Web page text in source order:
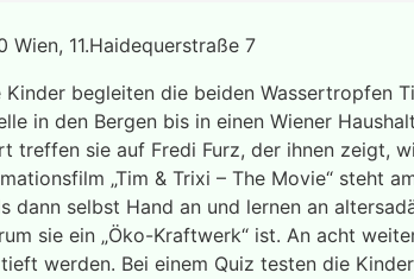
Wien, 11.Haidequerstraße 7
Kinder begleiten die beiden Wassertropfen
in den Bergen bis in einen Wiener
treffen sie auf Fredi Furz, der ihnen zeigt,
„Tim & Trixi – The Movie“ steht
dann selbst Hand an und lernen an
sie ein „Öko-Kraftwerk“ ist. An acht
werden. Bei einem Quiz testen die